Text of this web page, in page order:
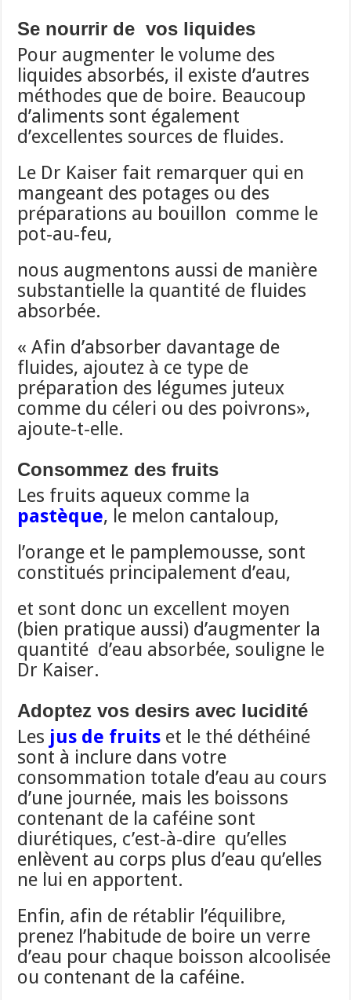
Se nourrir de vos liquides
Pour augmenter le volume des
liquides absorbés, il existe d’autres
méthodes que de boire. Beaucoup
d’aliments sont également
d’excellentes sources de fluides.
Le Dr Kaiser fait remarquer qui en
mangeant des potages ou des
préparations au bouillon comme le
pot-au-feu,
nous augmentons aussi de manière
substantielle la quantité de fluides
absorbée.
« Afin d’absorber davantage de
fluides, ajoutez à ce type de
préparation des légumes juteux
comme du céleri ou des poivrons»,
ajoute-t-elle.
Consommez des fruits
Les fruits aqueux comme la
pastèque, le melon cantaloup,
l’orange et le pamplemousse, sont
constitués principalement d’eau,
et sont donc un excellent moyen
(bien pratique aussi) d’augmenter la
quantité d’eau absorbée, souligne le
Dr Kaiser.
Adoptez vos desirs avec lucidité
Les jus de fruits et le thé déthéiné
sont à inclure dans votre
consommation totale d’eau au cours
d’une journée, mais les boissons
contenant de la caféine sont
diurétiques, c’est-à-dire qu’elles
enlèvent au corps plus d’eau qu’elles
ne lui en apportent.
Enfin, afin de rétablir l’équilibre,
prenez l’habitude de boire un verre
d’eau pour chaque boisson alcoolisée
ou contenant de la caféine.